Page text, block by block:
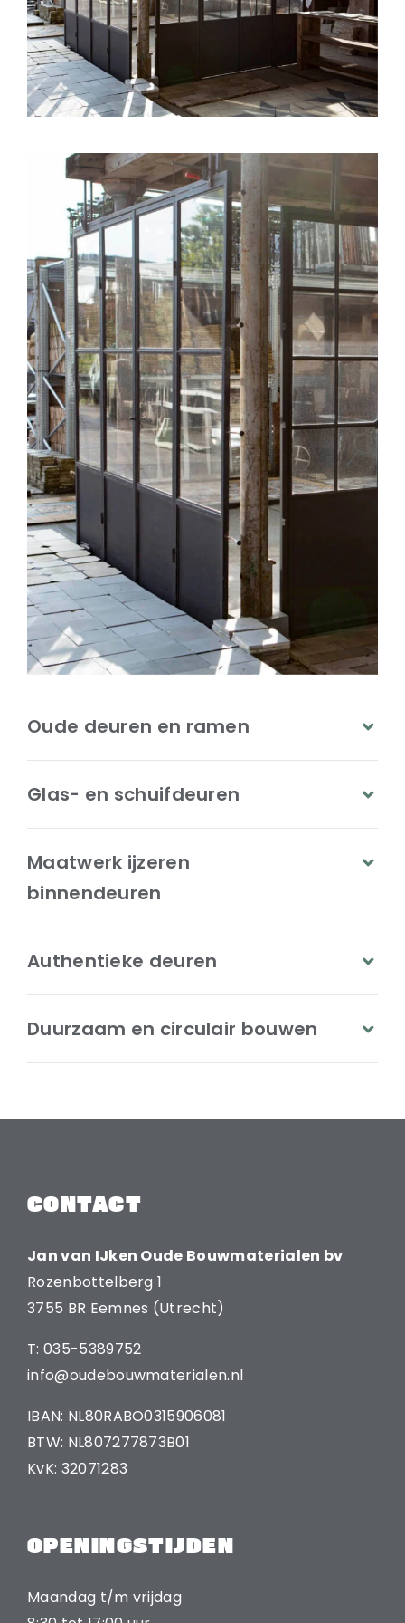
Natuurstenen bakken
Wandtegels
HEKWERK
KASTEN
BALKEN
RADIATOREN
LAMPEN
KEUKENBLOKKEN
SCHOUWEN
TRAPPEN
PORSELEINEN BAKKEN
Oude deuren en ramen
Glas- en schuifdeuren
Maatwerk ijzeren
binnendeuren
Authentieke deuren
Duurzaam en circulair bouwen
CONTACT
Jan van IJken Oude Bouwmaterialen bv
Rozenbottelberg 1
3755 BR Eemnes (Utrecht)
T: 035-5389752
info@oudebouwmaterialen.nl
IBAN: NL80RABO0315906081
BTW: NL807277873B01
KvK: 32071283
OPENINGSTIJDEN
Maandag t/m vrijdag